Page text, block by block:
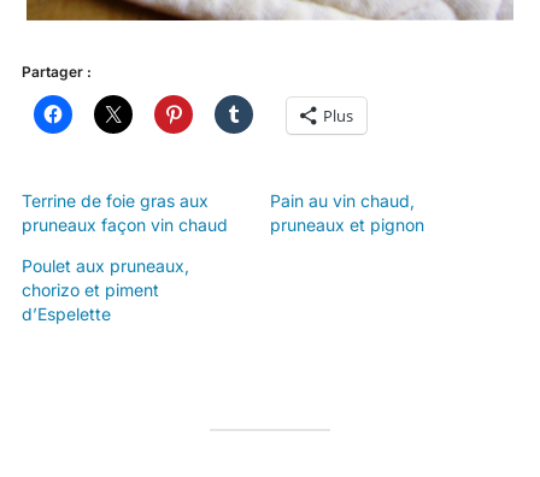
Partager :
Plus
Terrine de foie gras aux
pruneaux façon vin chaud
Pain au vin chaud,
pruneaux et pignon
Poulet aux pruneaux,
chorizo et piment
d’Espelette